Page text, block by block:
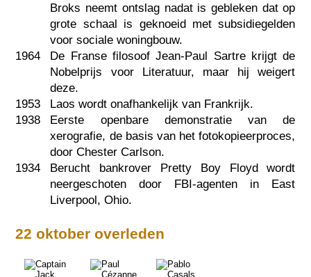
Broks neemt ontslag nadat is gebleken dat op
grote schaal is geknoeid met subsidiegelden
voor sociale woningbouw.
1964
De Franse filosoof Jean-Paul Sartre krijgt de
Nobelprijs voor Literatuur, maar hij weigert
deze.
1953
Laos wordt onafhankelijk van Frankrijk.
1938
Eerste openbare demonstratie van de
xerografie, de basis van het fotokopieerproces,
door Chester Carlson.
1934
Berucht bankrover Pretty Boy Floyd wordt
neergeschoten door FBI-agenten in East
Liverpool, Ohio.
22 oktober overleden